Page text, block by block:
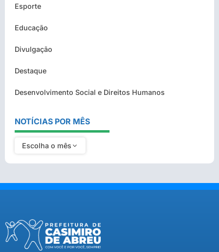
Esporte
Educação
Divulgação
Destaque
Desenvolvimento Social e Direitos Humanos
NOTÍCIAS POR MÊS
Escolha o mês